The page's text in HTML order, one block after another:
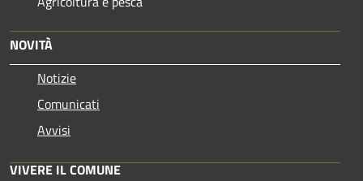
NOVITÀ
Notizie
Comunicati
Avvisi
VIVERE IL COMUNE